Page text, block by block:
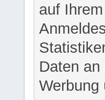
auf
Daten
Werbung